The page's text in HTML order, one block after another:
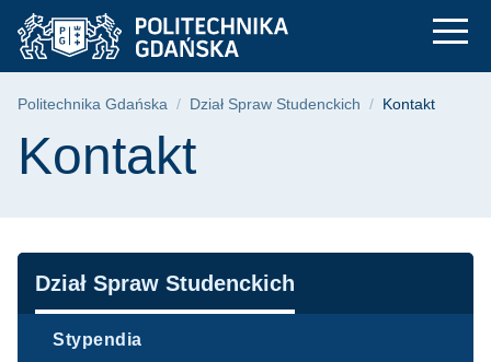
Przejdź
do
menu
Przejdź
do
wyszukiwarki
Przejdź
do
treści
Kontakt - Dział
Ścieżka nawigacyjna
Politechnika Gdańska Dział Spraw Studenckich Kontakt
Treść strony
Kontakt
Nawigacja
Dział Spraw Studenckich
Stypendia